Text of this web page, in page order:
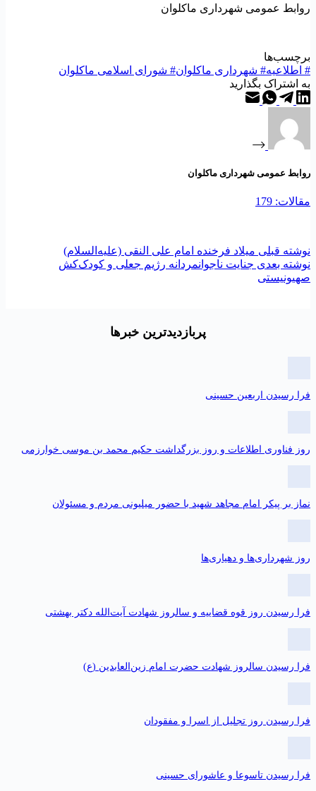
عمومی شهرداری ماکلوان
اطلاعیه#شهرداری ماکلوان #شورای اسلامی ماکلوان
اشتراک بگذارید
عمومی شهرداری ماکلوان
179
قبلی میلاد فرخنده امام علی النقی (علیه‌السلام)
بعدیجنایت ناجوانمردانه رژیم جعلی و کودک‌کش
پربازدیدترین خبرها
رسیدن اربعین حسینی
فناوری اطلاعات و روز بزرگداشت حکیم محمد بن موسی خوارزمی
بر پیکر امام مجاهد شهید با حضور میلیونی مردم و مسئولان
شهرداری‌ها و دهیاری‌ها
رسیدن روز قوه قضاییه و سالروز شهادت آیت‌الله دکتر بهشتی
رسیدن سالروز شهادت حضرت امام زین‌العابدین (ع)
رسیدن روز تجلیل از اسرا و مفقودان
رسیدن تاسوعا و عاشورای حسینی